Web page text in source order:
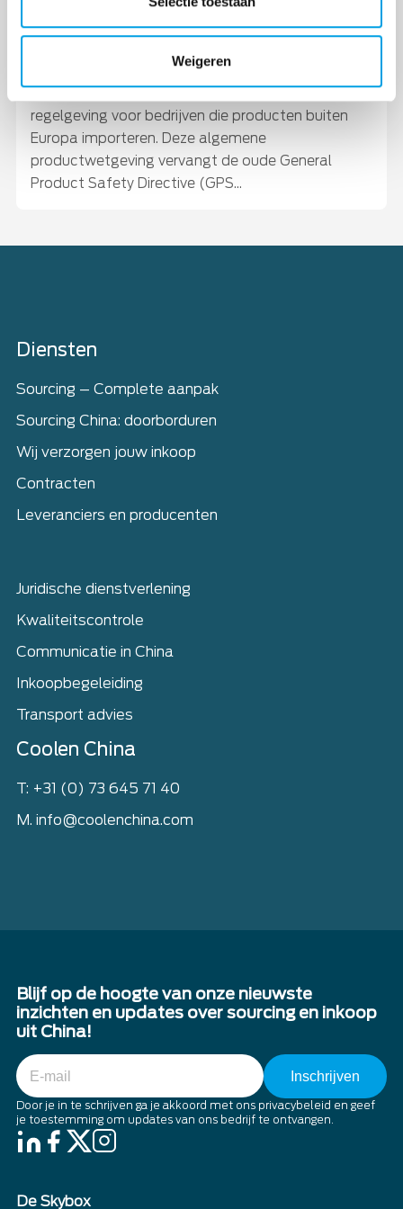
Weigeren
Wat betekent de General Product Safety
Regulation (GPSR) voor Westerse
Sinds 13 december 2024 geldt de nieuwe GPSR
regelgeving voor bedrijven die producten buiten
Europa importeren. Deze algemene
productwetgeving vervangt de oude General
Product Safety Directive (GPS...
Home
Diensten
Sourcing – Complete aanpak
Sourcing China: doorborduren
Wij verzorgen jouw inkoop
Contracten
Leveranciers en producenten
Juridische dienstverlening
Kwaliteitscontrole
Communicatie in China
Inkoopbegeleiding
Transport advies
Coolen China
T: +31 (0) 73 645 71 40
M. info@coolenchina.com
De Skybox
Blijf op de hoogte van onze nieuwste
inzichten en updates over sourcing en inkoop
uit China!
E-
mail
Door je in te schrijven ga je akkoord met ons privacybeleid en geef
je toestemming om updates van ons bedrijf te ontvangen.